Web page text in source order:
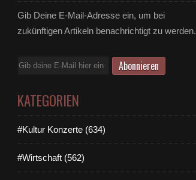
Gib Deine E-Mail-Adresse ein, um bei
zukünftigen Artikeln benachrichtigt zu werden.
E-
KATEGORIEN
#Kultur Konzerte (634)
#Wirtschaft (562)